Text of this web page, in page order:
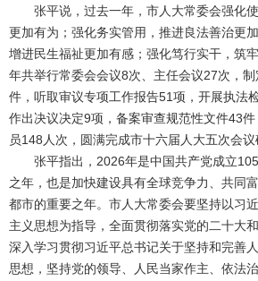
张平说，过去一年，市人大常委会强化
更加有为；强化务实管用，推进良法善治更
增进民生福祉更加有感；强化笃行实干，筑
年共举行常委会会议8次、主任会议27次，
件，听取审议专项工作报告51项，开展执法
作出决议决定9项，备案审查规范性文件43
员148人次，圆满完成市十六届人大五次会议
张平指出，2026年是中国共产党成立
之年，也是加快建设具有全球竞争力、共同
都市的重要之年。市人大常委会要坚持以习
主义思想为指导，全面贯彻落实党的二十大
深入学习贯彻习近平总书记关于坚持和完善
思想，坚持党的领导、人民当家作主、依法